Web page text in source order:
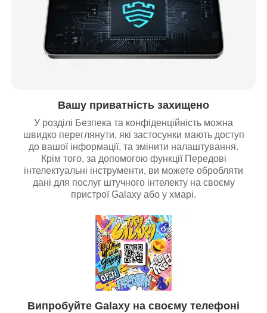
Вашу приватність захищено
У розділі Безпека та конфіденційність можна
швидко переглянути, які застосунки мають доступ
до вашої інформації, та змінити налаштування.
Крім того, за допомогою функції Передові
інтелектуальні інструменти, ви можете обробляти
дані для послуг штучного інтелекту на своєму
пристрої Galaxy або у хмарі.
Випробуйте Galaxy на своєму телефоні